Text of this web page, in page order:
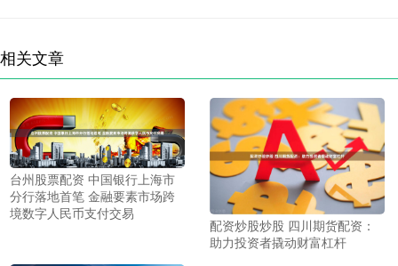
相关文章
台州股票配资 中国银行上海市
分行落地首笔 金融要素市场跨
境数字人民币支付交易
配资炒股炒股 四川期货配资：
助力投资者撬动财富杠杆